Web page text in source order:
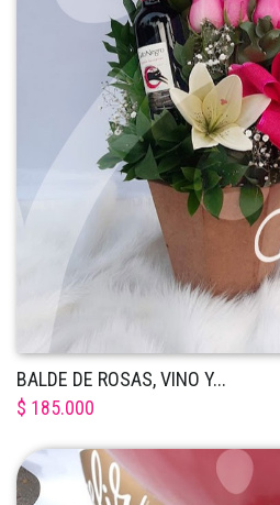
BALDE DE ROSAS, VINO Y...
$ 185.000